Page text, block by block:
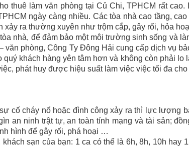
thuê làm văn phòng tại Củ Chi, TPHCM rất cao.
ngày càng nhiều. Các tòa nhà cao tầng,
xảy ra thường xuyên như trộm cắp, gây rối, hỏa
nhà, để đảm bảo một môi trường sinh sống và
phòng, Công Ty Đông Hải cung cấp dịch vụ
quý khách hàng yên tâm hơn và không còn phải lo
phát huy được hiệu suất làm việc việc tối đa cho
cố cháy nổ hoặc đình công xảy ra thì lực lượng
an ninh trật tự, an toàn tính mạng và tài sản;
hình để gây rối, phá hoại …
sạn của bạn: 1 ca có thể là 6h, 8h, 10h hay